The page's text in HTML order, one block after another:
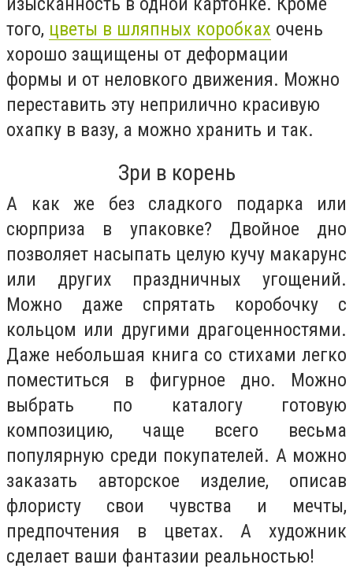
того, цветы в шляпных коробках очень
хорошо защищены от деформации
формы и от неловкого движения. Можно
переставить эту неприлично красивую
охапку в вазу, а можно хранить и так.
Зри в корень
А как же без сладкого подарка или
сюрприза в упаковке? Двойное дно
позволяет насыпать целую кучу макарунс
или других праздничных угощений.
Можно даже спрятать коробочку с
кольцом или другими драгоценностями.
Даже небольшая книга со стихами легко
поместиться в фигурное дно. Можно
выбрать по каталогу готовую
композицию, чаще всего весьма
популярную среди покупателей. А можно
заказать авторское изделие, описав
флористу свои чувства и мечты,
предпочтения в цветах. А художник
сделает ваши фантазии реальностью!